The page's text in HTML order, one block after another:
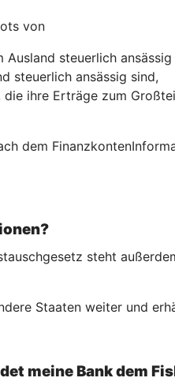
von
Ausland steuerlich ansässig
steuerlich ansässig sind,
ihre Erträge zum
dem
steht
Staaten weiter und
meine Bank dem